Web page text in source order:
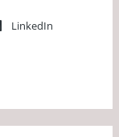
LinkedIn